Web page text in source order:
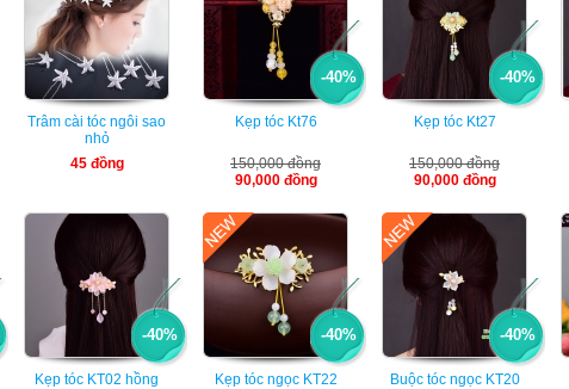
Trâm cài tóc ngôi sao
nhỏ
45 đồng
-40%
Kẹp tóc Kt76
150,000 đồng
90,000 đồng
-40%
Kẹp tóc Kt27
150,000 đồng
90,000 đồng
-40%
Kẹp tóc KT02 hồng
-40%
Kẹp tóc ngọc KT22
-40%
Buộc tóc ngọc KT20